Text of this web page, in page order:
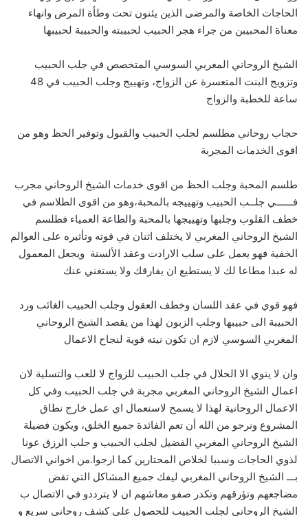
الحاجات الخاصة والمرضى الذين يئنون تحت وطأة المرض وانهاء
معناة المحبيبن من جراء هجر الحبيب لحبيبته والحبيبة لحبيبها
الشيخ الروحاني المغربي السوسي المتخصص في جلب الحبيب
وتزويج البنت المتعسرة عن الزواج، وتهييج وجلب الحبيب في 48
ساعة للخطبة والزواج
حجاب روحاني مطلسم لجلب الحبيب والقبول وتوفير الحظ وهو من
اقوى الخدمات المجربة
طلسم المحبة وجلب الحظ من اقوى خدمات الشيخ الروحاني مجرب
فــــــي جلــب الحبيب وتهييجه بالمحبة،وهو من اقوى الطلاسم في
خطف القلوب وجلبها وتهييجها بالمحبة والطاعة العمياء فطلسم
الشيخ الروحاني المغربي لا يختلف اثنان في قوته وتأثيره على العوالم
الخفية فهو يعمل على سلب الارادت وعقد الألسنة ويجعل المعمول
له عبدا مطاعا لك لا يستطيع ان يفارقك ولا يستغني عنك
فهو قوي في عقد اللسان وخطف العقول وجلب الحبيب الغائب ورد
الحبيبة الى حبيبها وجلب الزبون لهذا من يقصد الشيخ الروحاني
المغربي السوسي لازم ان تكون نيته قوية لنجاح الاعمال
وان لا ينوي الا الحلال في جلب الحبيب للزواج لا للعب والتسلية لان
اعمال الشيخ الروحاني المغربي مجربة في جلب الحبيب وفي كل
الاعمال الروحانية لهذا لا يسمح لاستعمال اي عمل خارج نطاق
المشروع ونرجو من الله أن تعم الفائدة جميع الخلق، ويكون فضيلة
الشيخ الروحاني المغربي الفضيل لجلب الحبيب و جلب الرزق عونا
لذوي الحاجات وسببا لخلاص المحتارين كما ارجوا.من اخواني الاتصال
بـــ الشيخ الروحاني المغربي ليفك جميع المشاكل التي تقض
مضاجعهم وتؤرقهم وتكدر صفو معاشهم ان لا يترددو في الاتصال ب
الشيخ الروحاني لجلب الحبيب للحصول على كشف روحاني سريع و